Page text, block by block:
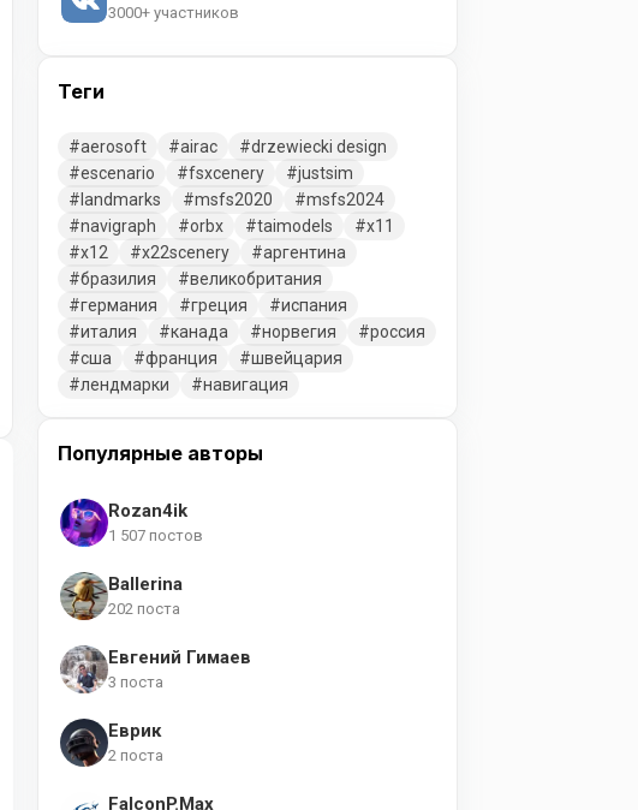
3000+ участников
Теги
aerosoft airac
drzewiecki design
escenario
fsxcenery
justsim
landmarks
msfs2020
msfs2024
navigraph
orbx taimodels
x11
x12
x22scenery
аргентина
бразилия
великобритания
германия
греция
испания
италия
канада норвегия
россия
сша
франция
швейцария
лендмарки
навигация
Популярные авторы
Rozan4ik
1 507 постов
Ballerina
202 поста
Евгений Гимаев
3 поста
Еврик
2 поста
FalconP.Max